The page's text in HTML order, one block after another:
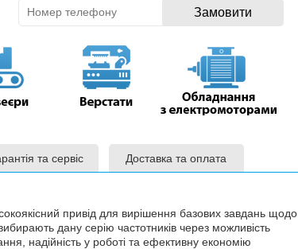
та сервіс Доставка та оплата
привід для вирішення базових завдань щодо
дану серію частотників через можливість
надійність у роботі та ефективну економію